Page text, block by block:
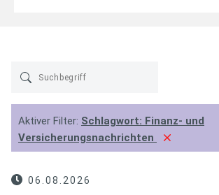
Aktiver Filter: Schlagwort: Finanz- und
Versicherungsnachrichten
06.08.2026